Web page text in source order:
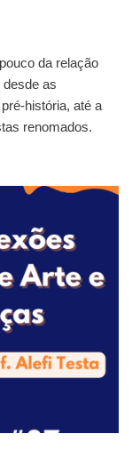
da relação
as
história, até a
renomados.